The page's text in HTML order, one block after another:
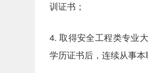
训证书；
4. 取得安全工程类专业
学历证书后，连续从事